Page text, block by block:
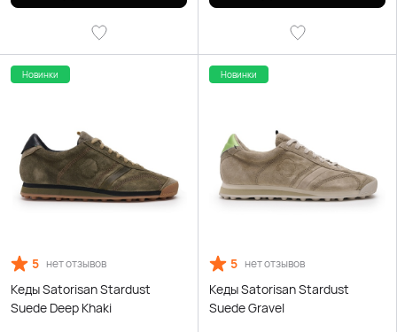
Новинки
5 нет отзывов
Кеды Satorisan Stardust
Suede Deep Khaki
Новинки
5 нет отзывов
Кеды Satorisan Stardust
Suede Gravel